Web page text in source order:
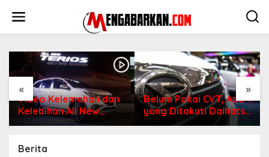
« »
Video Kelemahan dan
Kelebihan All New
Belum Pakai CVT, Apa
yang Ditakuti Daihatsu
Indonesia?
Berita